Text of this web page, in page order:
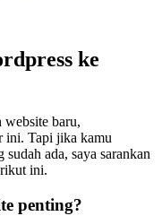
ke
website baru,
ini. Tapi jika kamu
ada, saya sarankan
ini.
penting?